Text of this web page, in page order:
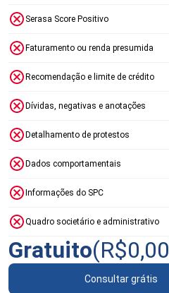
Serasa Score Positivo
Faturamento ou renda presumida
Recomendação e limite de crédito
Dívidas, negativas e anotações
Detalhamento de protestos
Dados comportamentais
Informações do SPC
Quadro societário e administrativo
Gratuito(R$0,00
Consultar grátis